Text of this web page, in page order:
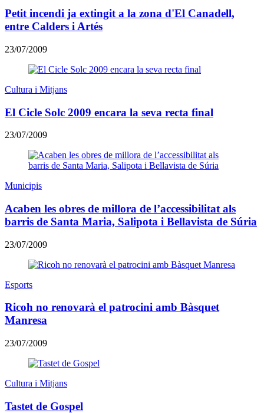
Petit incendi ja extingit a la zona d'El Canadell,
entre Calders i Artés
23/07/2009
Cultura i Mitjans
El Cicle Solc 2009 encara la seva recta final
23/07/2009
Municipis
Acaben les obres de millora de l’accessibilitat als
barris de Santa Maria, Salipota i Bellavista de Súria
23/07/2009
Esports
Ricoh no renovarà el patrocini amb Bàsquet
Manresa
23/07/2009
Cultura i Mitjans
Tastet de Gospel